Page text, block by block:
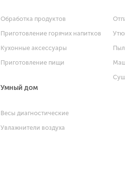
Обработка продуктов
Приготовление горячих напитков
Кухонные аксессуары
Приготовление пищи
Умный дом
Весы диагностические
Увлажнители воздуха